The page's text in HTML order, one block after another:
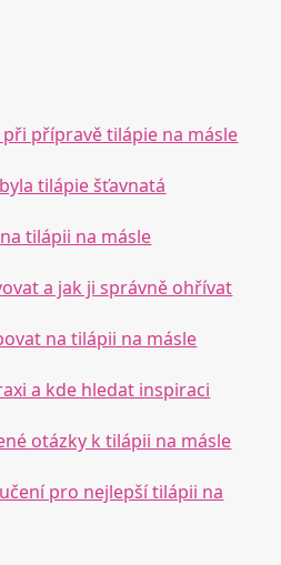
přípravě tilápie na másle
tilápie šťavnatá
tilápii na másle
a jak ji správně ohřívat
na tilápii na másle
a kde hledat inspiraci
otázky k tilápii na másle
pro nejlepší tilápii na